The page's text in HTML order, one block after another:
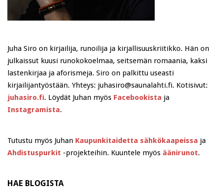
Juha Siro on kirjailija, runoilija ja kirjallisuuskriitikko. Hän on
julkaissut kuusi runokokoelmaa, seitsemän romaania, kaksi
lastenkirjaa ja aforismeja. Siro on palkittu useasti
kirjailijantyöstään. Yhteys: juhasiro@saunalahti.fi. Kotisivut:
juhasiro.fi. Löydät Juhan myös Facebookista ja
Instagramista.
Tutustu myös Juhan Kaupunkitaidetta sähkökaapeissa ja
Ahdistuspurkit -projekteihin. Kuuntele myös äänirunot.
HAE BLOGISTA